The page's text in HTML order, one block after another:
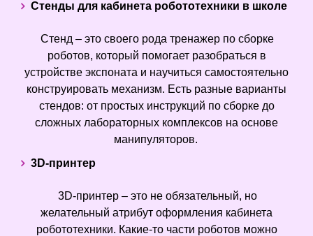
Стенды для кабинета робототехники в школе
Стенд – это своего рода тренажер по сборке
роботов, который помогает разобраться в
устройстве экспоната и научиться самостоятельно
конструировать механизм. Есть разные варианты
стендов: от простых инструкций по сборке до
сложных лабораторных комплексов на основе
манипуляторов.
3D-принтер
3D-принтер – это не обязательный, но
желательный атрибут оформления кабинета
робототехники. Какие-то части роботов можно